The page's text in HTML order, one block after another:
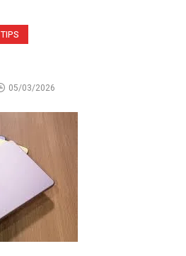
TIPS
05/03/2026